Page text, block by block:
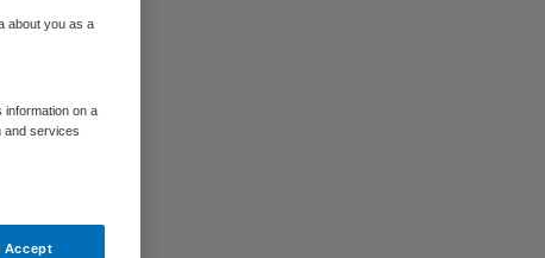
about you as a
information on a
and services
I Accept